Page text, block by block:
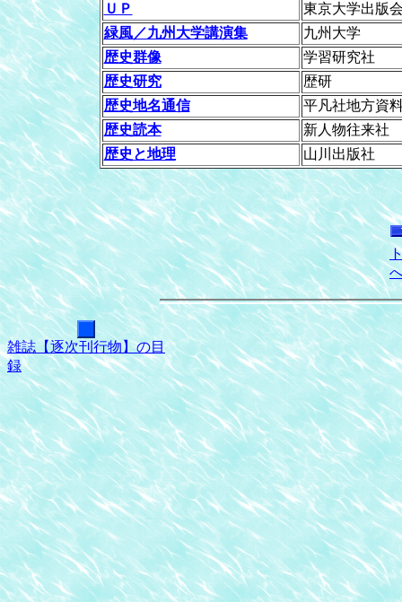
ＵＰ
東京大学出版
緑風／九州大学講演集
九州大学
歴史群像
学習研究社
歴史研究
歴研
歴史地名通信
平凡社地方資
歴史読本
新人物往来社
歴史と地理
山川出版社
雑誌【逐次刊行物】の目
録